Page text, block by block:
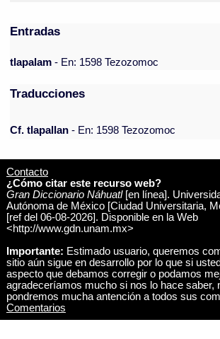
Entradas
tlapalam- En: 1598 Tezozomoc
Traducciones
Cf. tlapallan - En: 1598 Tezozomoc
Contacto
¿Cómo citar este recurso web?
Gran Diccionario Náhuatl[en línea].
Autónoma de México [Ciudad Universitaria,
[ref del 06-08-2026]. Disponible en la Web
<http://www.gdn.unam.mx>
Importante: Estimado usuario, queremos
sitio aún sigue en desarrollo por lo que si
aspecto que debamos corregir o podamos
agradeceríamos mucho si nos lo hace saber,
pondremos mucha antención a todos sus
Comentarios